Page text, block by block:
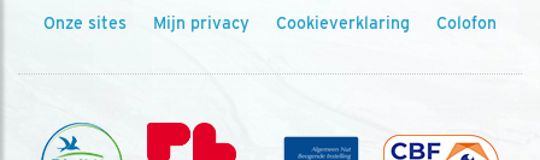
Onze sites Mijn privacy Cookieverklaring Colofon